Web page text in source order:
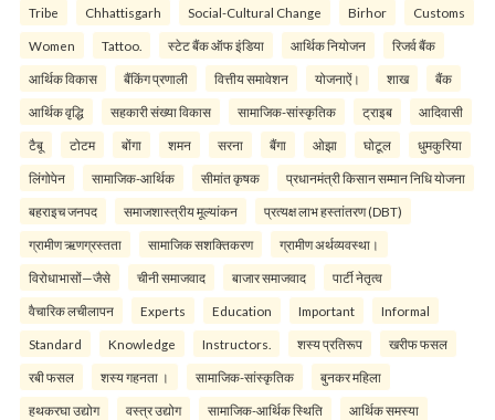
Tribe Chhattisgarh Social-Cultural Change Birhor Customs
Women Tattoo. स्टेट बैंक ऑफ इंडिया आर्थिक नियोजन रिजर्व बैंक
आर्थिक विकास बैंकिंग प्रणाली वित्तीय समावेशन योजनाऐं। शाख बैंक
आर्थिक वृद्धि सहकारी संख्या विकास सामाजिक-सांस्कृतिक ट्राइब आदिवासी
टैबू टोटम बोंगा शमन सरना बैंगा ओझा घोटूल धुमकुरिया
लिंगोपेन सामाजिक-आर्थिक सीमांत कृषक प्रधानमंत्री किसान सम्मान निधि योजना
बहराइच जनपद समाजशास्त्रीय मूल्यांकन प्रत्यक्ष लाभ हस्तांतरण (DBT)
ग्रामीण ऋणग्रस्तता सामाजिक सशक्तिकरण ग्रामीण अर्थव्यवस्था।
विरोधाभासों—जैसे चीनी समाजवाद बाजार समाजवाद पार्टी नेतृत्व
वैचारिक लचीलापन Experts Education Important Informal
Standard Knowledge Instructors. शस्य प्रतिरूप खरीफ फसल
रबी फसल शस्य गहनता । सामाजिक-सांस्कृतिक बुनकर महिला
हथकरघा उद्योग वस्त्र उद्योग सामाजिक-आर्थिक स्थिति आर्थिक समस्या